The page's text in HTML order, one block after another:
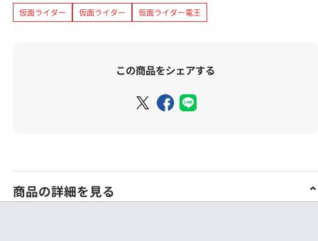
仮面ライダー 仮面ライダー 仮面ライダー電王
この商品をシェアする
商品の詳細を見る